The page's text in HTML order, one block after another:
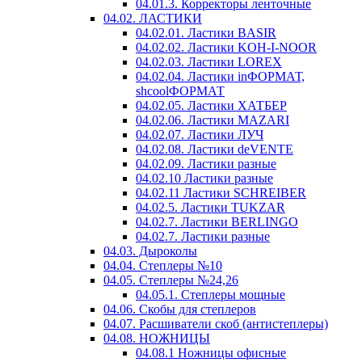
04.01.3. Корректоры ленточные
04.02. ЛАСТИКИ
04.02.01. Ластики BASIR
04.02.02. Ластики KOH-I-NOOR
04.02.03. Ластики LOREX
04.02.04. Ластики inФОРМАТ,
shcoolФОРМАТ
04.02.05. Ластики ХАТБЕР
04.02.06. Ластики MAZARI
04.02.07. Ластики ЛУЧ
04.02.08. Ластики deVENTE
04.02.09. Ластики разные
04.02.10 Ластики разные
04.02.11 Ластики SCHREIBER
04.02.5. Ластики TUKZAR
04.02.7. Ластики BERLINGO
04.02.7. Ластики разные
04.03. Дыроколы
04.04. Степлеры №10
04.05. Степлеры №24,26
04.05.1. Степлеры мощные
04.06. Скобы для степлеров
04.07. Расшиватели скоб (антистеплеры)
04.08. НОЖНИЦЫ
04.08.1 Ножницы офисные